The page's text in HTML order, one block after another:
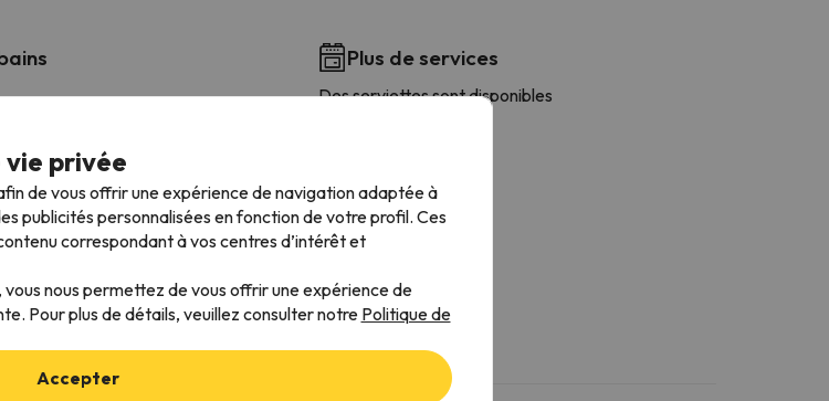
Plus de services
Des serviettes sont disponibles
vie privée
de vous offrir une expérience de navigation adaptée à
publicités personnalisées en fonction de votre profil. Ces
correspondant à vos centres d’intérêt et
nous permettez de vous offrir une expérience de
Pour plus de détails, veuillez consulter notre Politique de
Accepter